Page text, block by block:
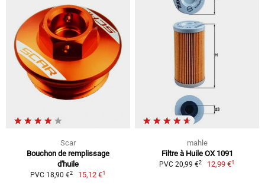
Scar
Bouchon de remplissage
d'huile
PVC 18,90 €2 15,12 €1
mahle
Filtre à Huile OX 1091
PVC 20,99 €2 12,99 €1